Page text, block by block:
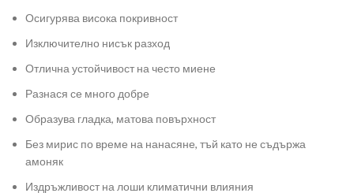
Осигурява висока покривност
Изключително нисък разход
Отлична устойчивост на често миене
Разнася се много добре
Образува гладка, матова повърхност
Без мирис по време на нанасяне, тъй като не съдържа
амоняк
Издръжливост на лоши климатични влияния